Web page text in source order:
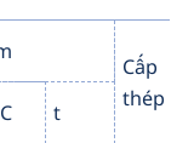
Cấp
thép
C t